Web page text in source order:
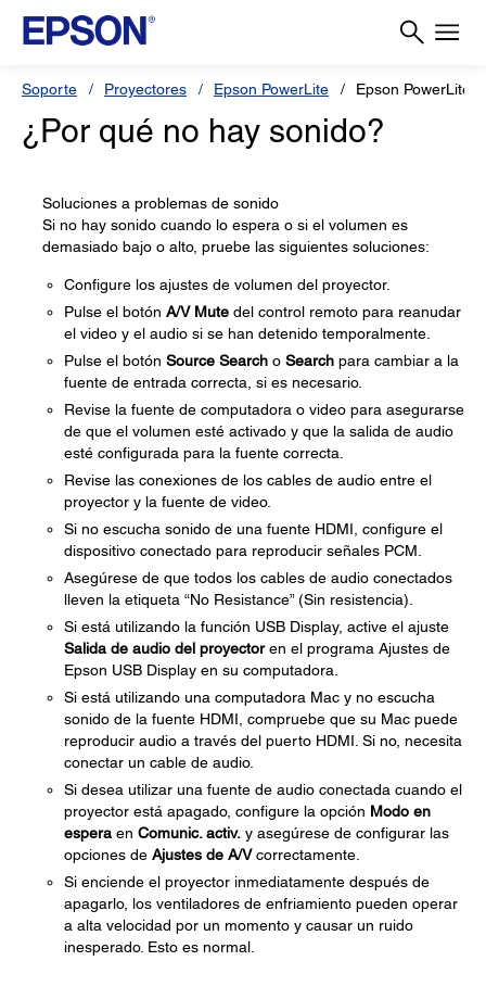
Soporte Proyectores Epson PowerLite Epson PowerLite
¿Por qué no hay sonido?
Soluciones a problemas de sonido
Si no hay sonido cuando lo espera o si el volumen es
demasiado bajo o alto, pruebe las siguientes soluciones:
Configure los ajustes de volumen del proyector.
Pulse el botón A/V Mute del control remoto para reanudar
el video y el audio si se han detenido temporalmente.
Pulse el botón Source Search o Search para cambiar a la
fuente de entrada correcta, si es necesario.
Revise la fuente de computadora o video para asegurarse
de que el volumen esté activado y que la salida de audio
esté configurada para la fuente correcta.
Revise las conexiones de los cables de audio entre el
proyector y la fuente de video.
Si no escucha sonido de una fuente HDMI, configure el
dispositivo conectado para reproducir señales PCM.
Asegúrese de que todos los cables de audio conectados
lleven la etiqueta “No Resistance” (Sin resistencia).
Si está utilizando la función USB Display, active el ajuste
Salida de audio del proyectoren el programa Ajustes de
Epson USB Display en su computadora.
Si está utilizando una computadora Mac y no escucha
sonido de la fuente HDMI, compruebe que su Mac puede
reproducir audio a través del puerto HDMI. Si no, necesita
conectar un cable de audio.
Si desea utilizar una fuente de audio conectada cuando el
proyector está apagado, configure la opción Modo en
espera en Comunic. activ. y asegúrese de configurar las
opciones de Ajustes de A/Vcorrectamente.
Si enciende el proyector inmediatamente después de
apagarlo, los ventiladores de enfriamiento pueden operar
a alta velocidad por un momento y causar un ruido
inesperado. Esto es normal.